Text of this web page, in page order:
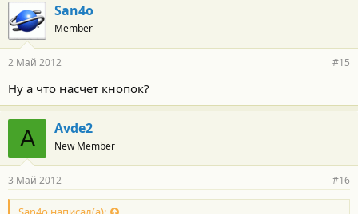
San4o
Member
2 Май 2012 #15
Ну а что насчет кнопок?
A Avde2
New Member
3 Май 2012 #16